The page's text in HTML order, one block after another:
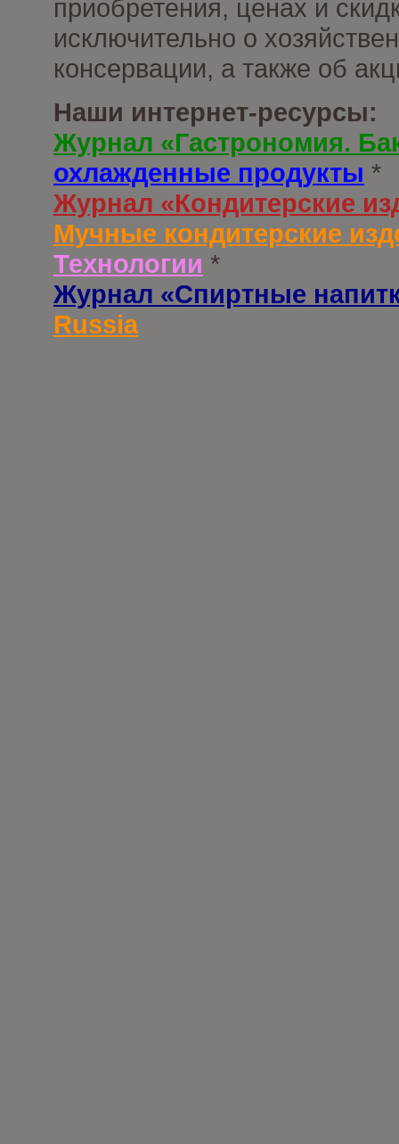
приобретения, ценах и
исключительно о
консервации, а также об
Наши интернет-ресурсы:
Журнал «Гастрономия.
охлажденные продукты *
Журнал «Кондитерские
Мучные кондитерские
Технологии *
Журнал «Спиртные
Russia